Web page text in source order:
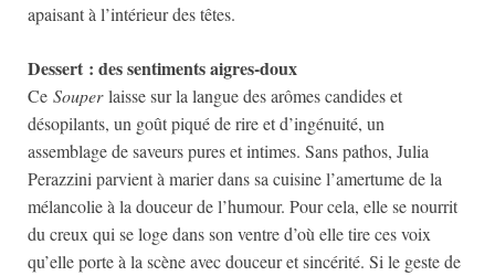
apaisant à l’intérieur des têtes.
Dessert : des sentiments aigres-doux
Ce Souperlaisse sur la langue des arômes candides et
désopilants, un goût piqué de rire et d’ingénuité, un
assemblage de saveurs pures et intimes. Sans pathos, Julia
Perazzini parvient à marier dans sa cuisine l’amertume de la
mélancolie à la douceur de l’humour. Pour cela, elle se nourrit
du creux qui se loge dans son ventre d’où elle tire ces voix
qu’elle porte à la scène avec douceur et sincérité. Si le geste de